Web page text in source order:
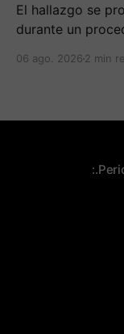
El hallazgo se
durante un
06 ago. 2026 2 min